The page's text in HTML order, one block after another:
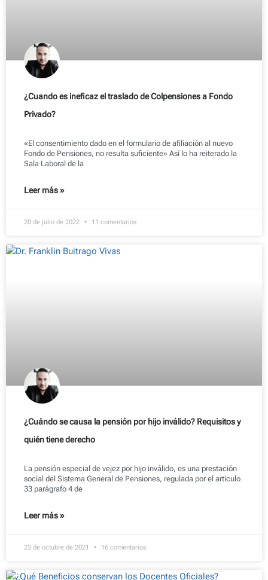
¿Cuando es ineficaz el traslado de Colpensiones a Fondo
Privado?
«El consentimiento dado en el formulario de afiliación al nuevo
Fondo de Pensiones, no resulta suficiente» Así lo ha reiterado la
Sala Laboral de la
Leer más »
20 de julio de 2022 11 comentarios
¿Cuándo se causa la pensión por hijo inválido? Requisitos y
quién tiene derecho
La pensión especial de vejez por hijo inválido, es una prestación
social del Sistema General de Pensiones, regulada por el articulo
33 parágrafo 4 de
Leer más »
23 de octubre de 2021 16 comentarios